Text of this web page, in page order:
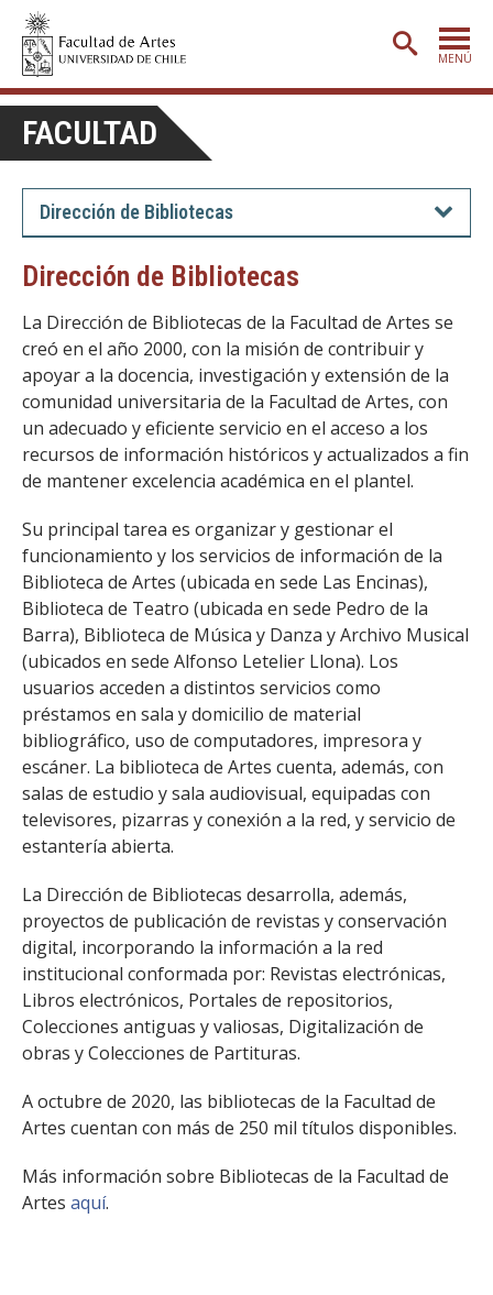
MENÚ
ADMISIÓN
ETAPA BÁSICA
CARRERAS
POSTGRADO
EXTENSIÓN
CREACIÓNE INVESTIGACIÓN
BIBLIOTECA
DEPARTAMENTOS
Estudiantes
Académicas/os
Funcionarias/os
Egresadas/os
FACULTAD
Dirección de Bibliotecas
Dirección de Bibliotecas
La Dirección de Bibliotecas de la Facultad de Artes se
creó en el año 2000, con la misión de contribuir y
apoyar a la docencia, investigación y extensión de la
comunidad universitaria de la Facultad de Artes, con
un adecuado y eficiente servicio en el acceso a los
recursos de información históricos y actualizados a fin
de mantener excelencia académica en el plantel.
Su principal tarea es organizar y gestionar el
funcionamiento y los servicios de información de la
Biblioteca de Artes (ubicada en sede Las Encinas),
Biblioteca de Teatro (ubicada en sede Pedro de la
Barra), Biblioteca de Música y Danza y Archivo Musical
(ubicados en sede Alfonso Letelier Llona). Los
usuarios acceden a distintos servicios como
préstamos en sala y domicilio de material
bibliográfico, uso de computadores, impresora y
escáner. La biblioteca de Artes cuenta, además, con
salas de estudio y sala audiovisual, equipadas con
televisores, pizarras y conexión a la red, y servicio de
estantería abierta.
La Dirección de Bibliotecas desarrolla, además,
proyectos de publicación de revistas y conservación
digital, incorporando la información a la red
institucional conformada por: Revistas electrónicas,
Libros electrónicos, Portales de repositorios,
Colecciones antiguas y valiosas, Digitalización de
obras y Colecciones de Partituras.
A octubre de 2020, las bibliotecas de la Facultad de
Artes cuentan con más de 250 mil títulos disponibles.
Más información sobre Bibliotecas de la Facultad de
Artes aquí.